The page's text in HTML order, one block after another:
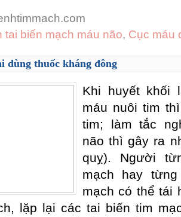
tai biến mạch máu não, Cục máu
dùng thuốc kháng đông
Khi huyết khối
máu nuôi tim
tim; làm tắc
não thì gây ra
quỵ). Người
mạch hay
mạch có thể tái
lặp lại các tai biến tim